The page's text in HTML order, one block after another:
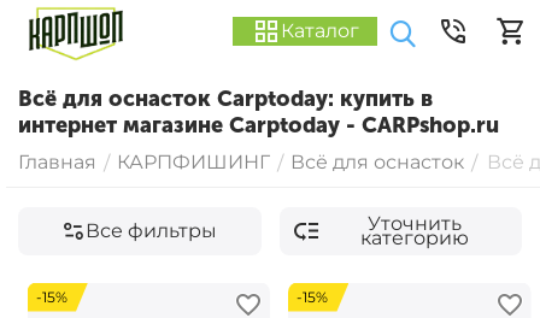
Каталог
Всё для оснасток Carptoday: купить в
интернет магазине Carptoday - CARPshop.ru
Главная / КАРПФИШИНГ / Всё для оснасток / Всё
Все фильтры Уточнить
категорию
-15% -15%